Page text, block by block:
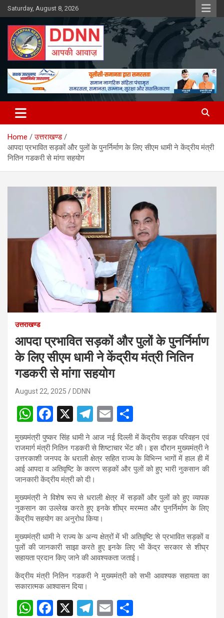
Skip
to
content
Saturday, August 8, 2026
DDNN
Home
उत्तराखण्ड
आपदा प्रभावित सड़कों और पुलों के पुनर्निर्माण के लिए सीएम धामी ने केंद्रीय मंत्री
नितिन गडकरी से मांगा सहयोग
उत्तराखण्ड
आपदा प्रभावित सड़कों और पुलों के पुनर्निर्माण
के लिए सीएम धामी ने केंद्रीय मंत्री नितिन
गडकरी से मांगा सहयोग
August 22, 2025 DDNN
W
h
at
s
A
p
p
F
a
ce
b
o
o
k
X
T
el
e
gr
a
m
E
m
ail
h
ar
e
मुख्यमंत्री पुष्कर सिंह धामी ने आज नई दिल्ली में केंद्रीय सड़क परिवहन एवं
राजमार्ग मंत्री नितिन गडकरी से शिष्टाचार भेंट की। इस दौरान मुख्यमंत्री ने
उत्तरकाशी जनपद के धराली क्षेत्र सहित राज्य के विभिन्न भागों में हाल ही में
आई आपदा व अतिवृष्टि के कारण सड़कों और पुलों को हुए भारी नुकसान की
जानकारी केंद्रीय मंत्री को दी।
मुख्यमंत्री ने विशेष रूप से धराली क्षेत्र में सड़कों और पुलों को हुए व्यापक
नुकसान का उल्लेख करते हुए इनके शीघ्र मरम्मत और पुनर्निर्माण के लिए
केंद्रीय सहयोग का अनुरोध किया।
मुख्यमंत्री धामी ने राज्य के अन्य क्षेत्रों में भी अतिवृष्टि से प्रभावित सड़कों व
पुलों की जानकारी साझा करते हुए इनके लिए भी केंद्र सरकार से शीघ्र
सहायता प्रदान किए जाने की आवश्यकता जताई।
केंद्रीय मंत्री नितिन गडकरी ने मुख्यमंत्री को सभी आवश्यक सहायता का
सकारात्मक आश्वासन दिया।
W F
X
T
E